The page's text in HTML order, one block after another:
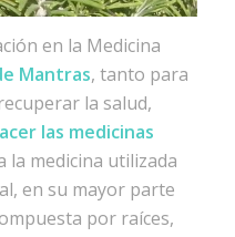
en la Medicina
Mantras, tanto para
la salud,
las medicinas
la medicina utilizada
en su mayor parte
por raíces,